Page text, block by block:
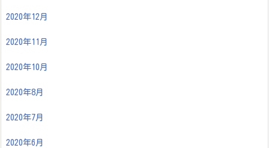
2020年12月
2020年11月
2020年10月
2020年8月
2020年7月
2020年6月